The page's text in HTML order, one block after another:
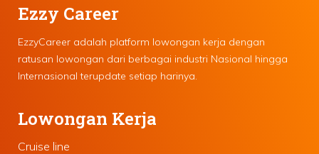
Ezzy Career
EzzyCareer adalah platform lowongan kerja dengan
ratusan lowongan dari berbagai industri Nasional hingga
Internasional terupdate setiap harinya.
Lowongan Kerja
Cruise line